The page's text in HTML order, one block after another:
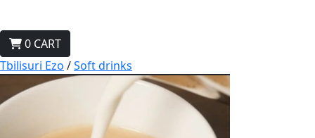
0 CART
Tbilisuri Ezo /Soft drinks